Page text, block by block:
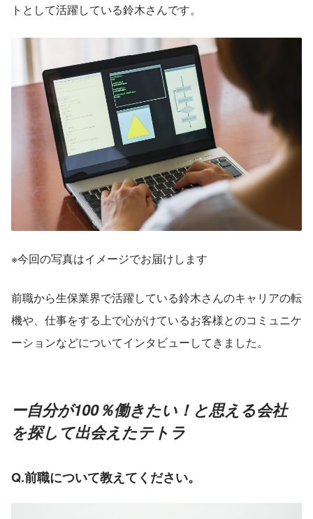
トとして活躍している鈴木さんです。
※今回の写真はイメージでお届けします
前職から生保業界で活躍している鈴木さんのキャリアの転
機や、仕事をする上で心がけているお客様とのコミュニケ
ーションなどについてインタビューしてきました。
ー自分が100％働きたい！と思える会社
を探して出会えたテトラ
Q.前職について教えてください。